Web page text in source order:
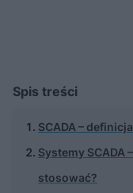
Spis treści
SCADA – definicja
Systemy SCADA
stosować?